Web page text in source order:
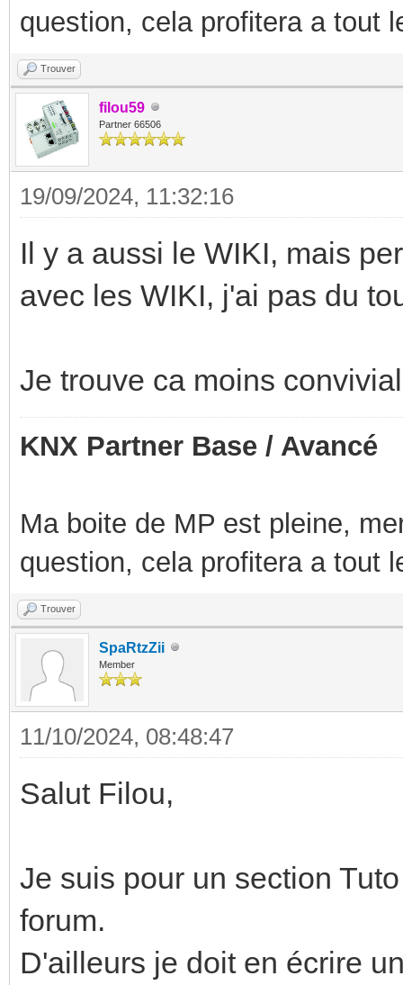
question, cela profitera a tout
Trouver
filou59
Partner 66506
19/09/2024, 11:32:16
Il y a aussi le WIKI, mais
avec les WIKI, j'ai pas du
Je trouve ca moins
KNX Partner Base / Avancé
Ma boite de MP est pleine,
question, cela profitera a tout
Trouver
SpaRtzZii
Member
11/10/2024, 08:48:47
Salut Filou,
Je suis pour un section
forum.
D'ailleurs je doit en écrire